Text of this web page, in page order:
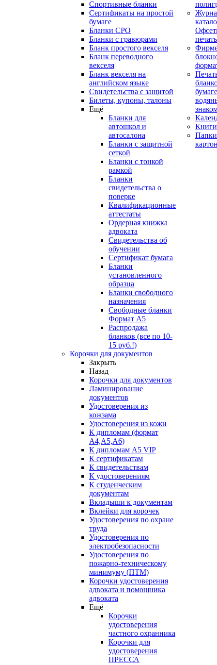
Спортивные бланки
Cертификаты на простой
бумаге
Бланки СРО
Бланки с гравюрами
Бланк простого векселя
Бланк переводного
векселя
Бланк векселя на
английском языке
Свидетельства с защитой
Билеты, купоны, талоны
Ещё
Бланки для
автошкол и
автосалона
Бланки с защитной
сеткой
Бланки с тонкой
рамкой
Бланки
свидетельства о
поверке
Квалификационные
аттестаты
Ордерная книжка
адвоката
Свидетельства об
обучении
Сертификат бумага
Бланки
установленного
образца
Бланки свободного
назначения
Свободные бланки
Формат А5
Распродажа
бланков (все по 10-
15 руб.!)
Корочки для документов
Закрыть
Назад
Корочки для документов
Ламинирование
документов
Удостоверения из
кожзама
Удостоверения из кожи
К дипломам (формат
А4,А5,А6)
К дипломам А5 VIP
К сертификатам
К свидетельствам
К удостоверениям
К студенческим
документам
Вкладыши к документам
Вклейки для корочек
Удостоверения по охране
труда
Удостоверения по
электробезопасности
Удостоверения по
пожарно-техническому
минимуму (ПТМ)
Корочки удостоверения
адвоката и помощника
адвоката
Ещё
Корочки
удостоверения
частного охранника
Корочки для
удостоверения
ПРЕССА
печать
Книги
Папки